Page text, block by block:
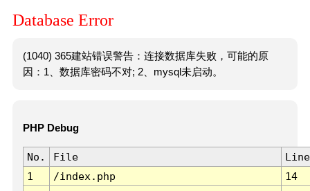
Database Error
(1040) 365建站错误警告：连接数据库失败，可能的原
因：1、数据库密码不对; 2、mysql未启动。
PHP Debug
No. File
Line
1
/index.php 14